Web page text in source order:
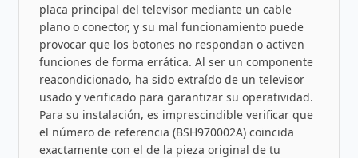
placa principal del televisor mediante un cable
plano o conector, y su mal funcionamiento puede
provocar que los botones no respondan o activen
funciones de forma errática. Al ser un componente
reacondicionado, ha sido extraído de un televisor
usado y verificado para garantizar su operatividad.
Para su instalación, es imprescindible verificar que
el número de referencia (BSH970002A) coincida
exactamente con el de la pieza original de tu